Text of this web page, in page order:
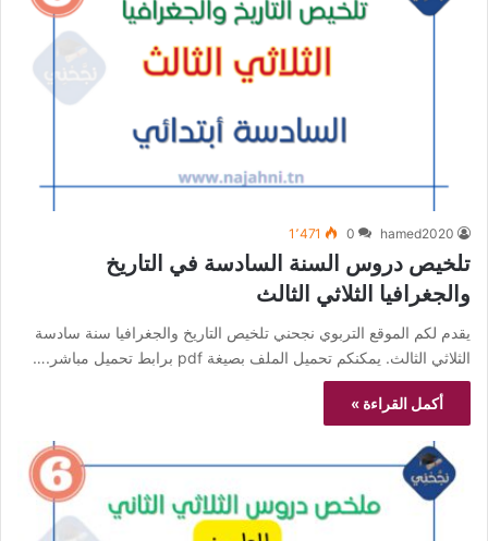
hamed2020
0 1٬471
تلخيص دروس السنة السادسة في التاريخ
والجغرافيا الثلاثي الثالث
يقدم لكم الموقع التربوي نجحني تلخيص التاريخ والجغرافيا سنة سادسة
الثلاثي الثالث. يمكنكم تحميل الملف بصيغة pdf برابط تحميل مباشر.…
أكمل القراءة »